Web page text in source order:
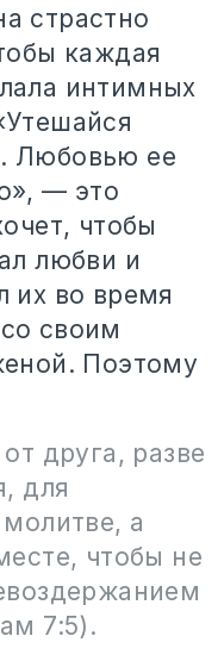
страстно
каждая
интимных
Любовью ее
— это
чтобы
любви и
их во время
своим
Поэтому
друга, разве
для
а
чтобы не
7:5).